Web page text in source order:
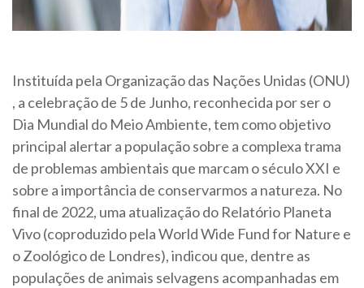
Instituída pela Organização das Nações Unidas (ONU)​​
, a celebração de 5 de J​​unho, reconhecida por ser o
Dia Mundial do Meio Ambiente, tem como objetivo
principal alertar a população sobre a complexa trama
de problemas ambientais que marcam o século XXI e
sobre a importância de conservarmos a natureza. No
final de 2022, uma atualização do Relatório Planeta
Vivo (coproduzido pela World Wide Fund for Nature e
o Zoológico de Londres), indicou que, dentre as
populações de animais selvagens acompanhadas em